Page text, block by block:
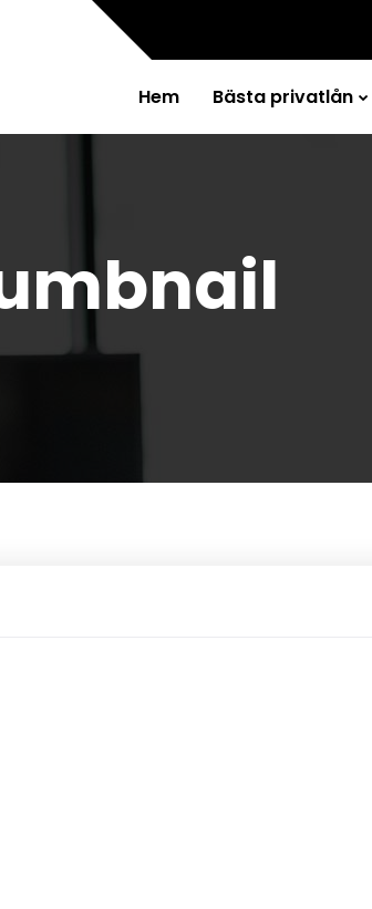
Hem Bästa privatlån